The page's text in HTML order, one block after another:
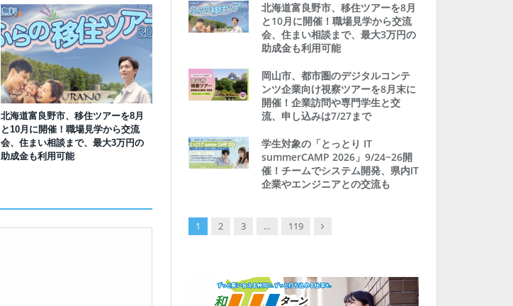
北海道富良野市、移住ツアーを8月
と10月に開催！職場見学から交流
会、住まい相談まで、最大3万円の
助成金も利用可能
北海道富良野市、移住ツアーを8月
と10月に開催！職場見学から交流
会、住まい相談まで、最大3万円の
助成金も利用可能
岡山市、都市圏のデジタルコンテ
ンツ企業向け視察ツアーを8月末に
開催！企業訪問や専門学生と交
流、申し込みは7/27まで
学生対象の「とっとり IT
summerCAMP 2026」9/24~26開
催！チームでシステム開発、県内IT
企業やエンジニアとの交流も
1 2 3 … 119 Next